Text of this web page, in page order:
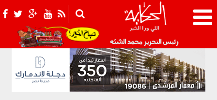
رئيس التحرير محمد الشبّه 021_2.png